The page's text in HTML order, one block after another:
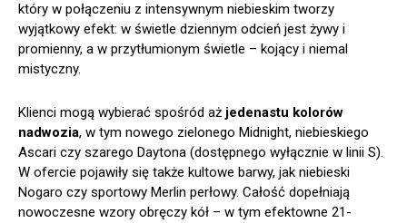
który w połączeniu z intensywnym niebieskim tworzy
wyjątkowy efekt: w świetle dziennym odcień jest żywy i
promienny, a w przytłumionym świetle – kojący i niemal
mistyczny.
Klienci mogą wybierać spośród aż jedenastu kolorów
nadwozia, w tym nowego zielonego Midnight, niebieskiego
Ascari czy szarego Daytona (dostępnego wyłącznie w linii S).
W ofercie pojawiły się także kultowe barwy, jak niebieski
Nogaro czy sportowy Merlin perłowy. Całość dopełniają
nowoczesne wzory obręczy kół – w tym efektowne 21-